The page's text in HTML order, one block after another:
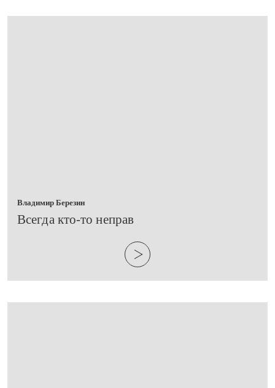
Владимир Березин
​Всегда кто-то неправ